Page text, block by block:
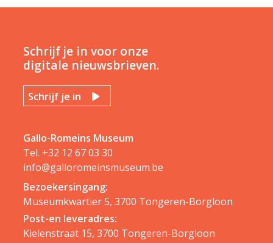
Schrijf je in voor onze
digitale nieuwsbrieven.
Schrijf je in
Gallo-Romeins Museum
Tel. +32 12 67 03 30
info@galloromeinsmuseum.be
Bezoekersingang:
Museumkwartier 5, 3700 Tongeren-Borgloon
Post-en leveradres:
Kielenstraat 15, 3700 Tongeren-Borgloon